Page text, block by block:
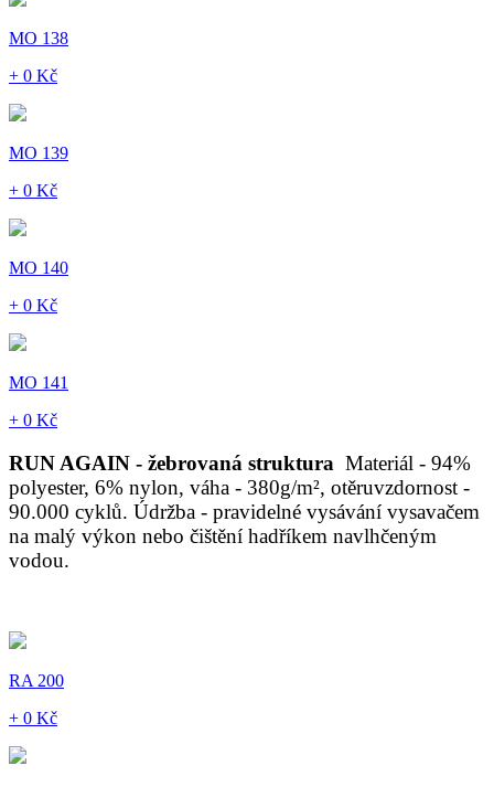
MO 138
+ 0 Kč
MO 139
+ 0 Kč
MO 140
+ 0 Kč
MO 141
+ 0 Kč
RUN AGAIN - žebrovaná struktura Materiál - 94%
polyester, 6% nylon, váha - 380g/m², otěruvzdornost -
90.000 cyklů. Údržba - pravidelné vysávání vysavačem
na malý výkon nebo čištění hadříkem navlhčeným
vodou.
RA 200
+ 0 Kč